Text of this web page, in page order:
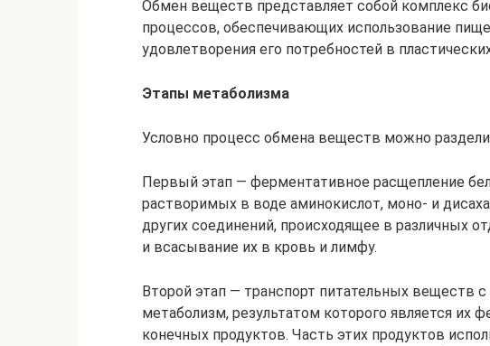
Обмен веществ представляет собой комплекс
процессов, обеспечивающих использование
удовлетворения его потребностей в
Этапы метаболизма
Условно процесс обмена веществ можно
Первый этап — ферментативное расщепление
растворимых в воде аминокислот, моно- и
других соединений, происходящее в различных
и всасывание их в кровь и лимфу.
Второй этап — транспорт питательных веществ
метаболизм, результатом которого является их
конечных продуктов. Часть этих продуктов